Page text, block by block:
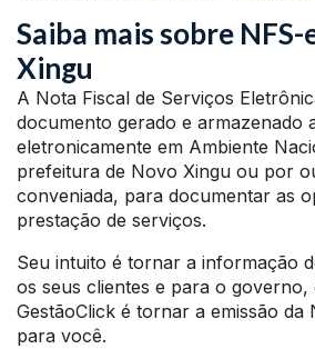
Saiba mais sobre
Xingu
A Nota Fiscal de Serviços
documento gerado e armazenado
eletronicamente em Ambiente
prefeitura de Novo Xingu ou por
conveniada, para documentar as
prestação de serviços.
Seu intuito é tornar a informação
os seus clientes e para o governo,
GestãoClick é tornar a emissão da
para você.